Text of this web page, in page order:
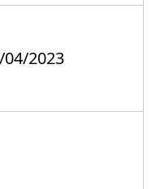
04/2023